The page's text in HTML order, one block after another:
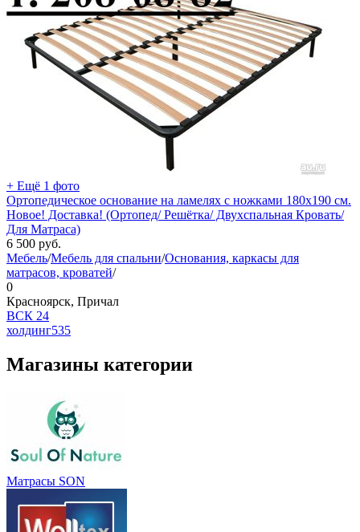
+ Ещё 1 фото
Ортопедическое основание на ламелях с ножками 180х190 см.
Новое! Доставка! (Ортопед/ Решётка/ Двухспальная Кровать/
Для Матраса)
6 500 руб.
Мебель/Мебель для спальни/Основания, каркасы для
матрасов, кроватей/
0
Красноярск, Причал
ВСК 24
холдинг535
Магазины категории
Матрасы SON